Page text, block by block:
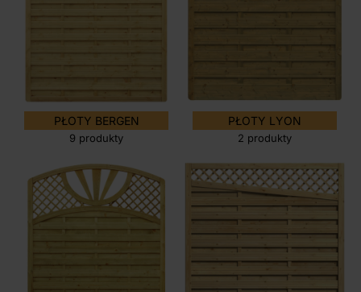
PŁOTY BERGEN
9 produkty
PŁOTY LYON
2 produkty